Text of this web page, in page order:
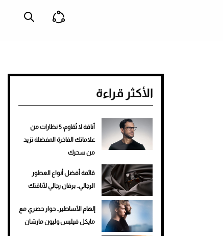
الأكثر قراءة
أناقة لا تُقاوم: 5 نظارات من
علاماتك الفاخرة المفضلة تزيد
من سحرك
قائمة أفضل أنواع العطور
الرجالي.. برفان رجالي لأناقتك
إلهام الأساطير.. حوار حصري مع
مايكل فيلبس وليون مارشان